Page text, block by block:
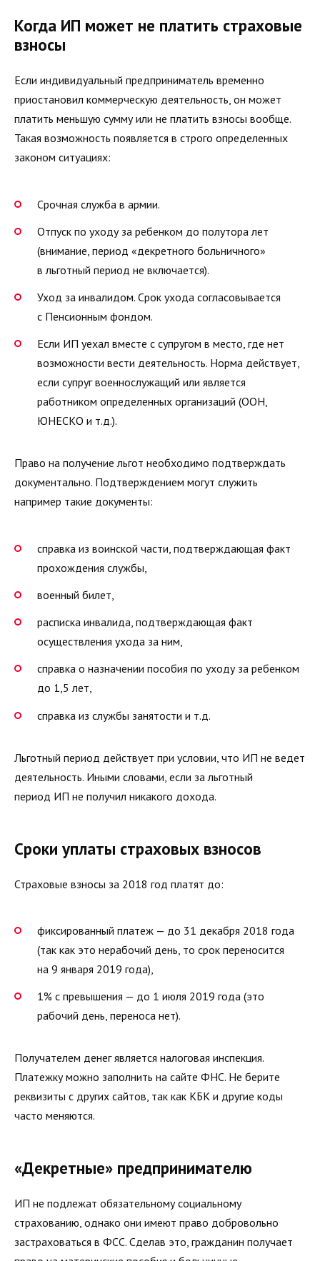
Когда ИП может не платить страховые
взносы
Если индивидуальный предприниматель временно
приостановил коммерческую деятельность, он может
платить меньшую сумму или не платить взносы вообще.
Такая возможность появляется в строго определенных
законом ситуациях:
Срочная служба в армии.
Отпуск по уходу за ребенком до полутора лет
(внимание, период «декретного больничного»
в льготный период не включается).
Уход за инвалидом. Срок ухода согласовывается
с Пенсионным фондом.
Если ИП уехал вместе с супругом в место, где нет
возможности вести деятельность. Норма действует,
если супруг военнослужащий или является
работником определенных организаций (ООН,
ЮНЕСКО и т.д.).
Право на получение льгот необходимо подтверждать
документально. Подтверждением могут служить
например такие документы:
справка из воинской части, подтверждающая факт
прохождения службы,
военный билет,
расписка инвалида, подтверждающая факт
осуществления ухода за ним,
справка о назначении пособия по уходу за ребенком
до 1,5 лет,
справка из службы занятости и т.д.
Льготный период действует при условии, что ИП не ведет
деятельность. Иными словами, если за льготный
период ИП не получил никакого дохода.
Сроки уплаты страховых взносов
Страховые взносы за 2018 год платят до:
фиксированный платеж — до 31 декабря 2018 года
(так как это нерабочий день, то срок переносится
на 9 января 2019 года),
1% с превышения — до 1 июля 2019 года (это
рабочий день, переноса нет).
Получателем денег является налоговая инспекция.
Платежку можно заполнить на сайте ФНС. Не берите
реквизиты с других сайтов, так как КБК и другие коды
часто меняются.
«Декретные» предпринимателю
ИП не подлежат обязательному социальному
страхованию, однако они имеют право добровольно
застраховаться в ФСС. Сделав это, гражданин получает